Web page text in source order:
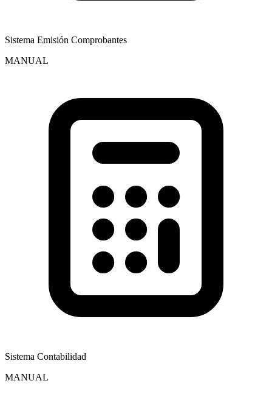
Sistema Emisión Comprobantes
MANUAL
Sistema Contabilidad
MANUAL